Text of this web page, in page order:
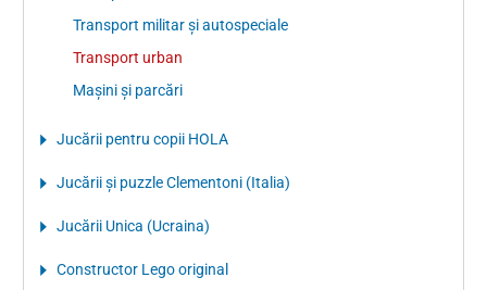
Transport militar și autospeciale
Transport urban
Mașini și parcări
Jucării pentru copii HOLA
Jucării și puzzle Clementoni (Italia)
Jucării Unica (Ucraina)
Constructor Lego original